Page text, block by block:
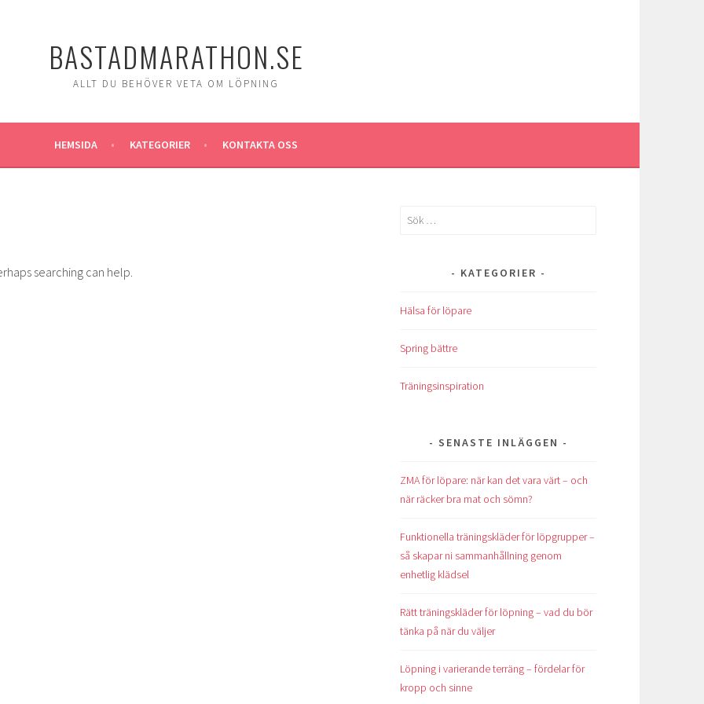
BASTADMARATHON.SE
ALLT DU BEHÖVER VETA OM LÖPNING
HEMSIDA KATEGORIER KONTAKTA OSS
searching can help.
Sök
KATEGORIER
Hälsa för löpare
Spring bättre
Träningsinspiration
SENASTE INLÄGGEN
ZMA för löpare: när kan det vara värt – och
när räcker bra mat och sömn?
Funktionella träningskläder för löpgrupper –
så skapar ni sammanhållning genom
enhetlig klädsel
Rätt träningskläder för löpning – vad du bör
tänka på när du väljer
Löpning i varierande terräng – fördelar för
kropp och sinne